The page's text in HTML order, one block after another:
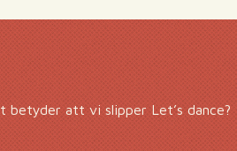
betyder att vi slipper Let’s dance?